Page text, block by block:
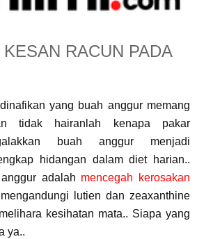
RACUN PADA
yang buah anggur memang
tidak hairanlah kenapa pakar
buah anggur menjadi
hidangan dalam diet harian..
adalah mencegah kerosakan
lutien dan zeaxanthine
kesihatan mata.. Siapa yang
ya..